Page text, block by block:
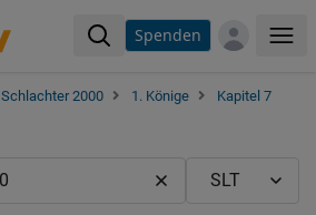
Spenden
Schlachter 2000 1. Könige
Kapitel 7